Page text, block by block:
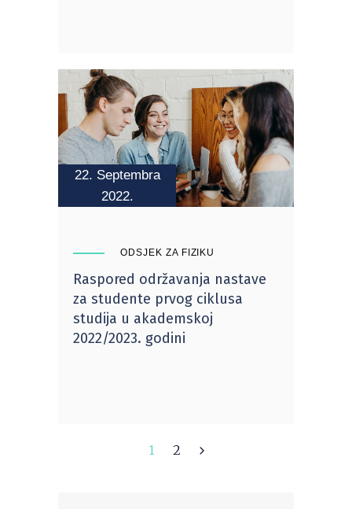
22. Septembra
2022.
ODSJEK ZA FIZIKU
Raspored održavanja nastave
za studente prvog ciklusa
studija u akademskoj
2022/2023. godini
1 2